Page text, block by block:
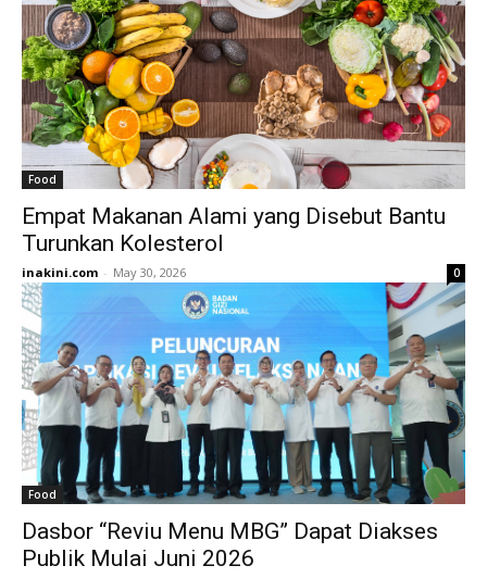
Food
Empat Makanan Alami yang Disebut Bantu
Turunkan Kolesterol
inakini.com - May 30, 2026 0
Food
Dasbor “Reviu Menu MBG” Dapat Diakses
Publik Mulai Juni 2026